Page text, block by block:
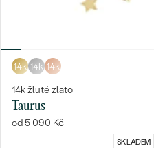
14k 14k 14k
14k žluté zlato
Taurus
od 5 090 Kč
SKLADEM